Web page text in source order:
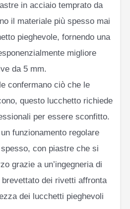
in acciaio temprato da
il materiale più spesso mai
pieghevole, fornendo una
migliore
da 5 mm.
confermano ciò che le
questo lucchetto richiede
per essere sconfitto.
funzionamento regolare
con piastre che si
grazie a un’ingegneria di
dei rivetti affronta
dei lucchetti pieghevoli